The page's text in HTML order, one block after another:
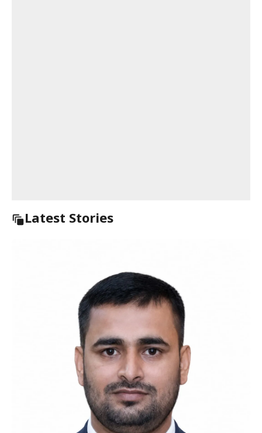
Latest Stories